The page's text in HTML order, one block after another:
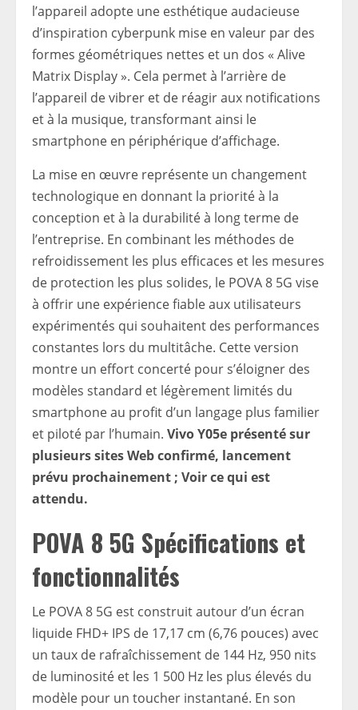
l’appareil adopte une esthétique audacieuse
d’inspiration cyberpunk mise en valeur par des
formes géométriques nettes et un dos « Alive
Matrix Display ». Cela permet à l’arrière de
l’appareil de vibrer et de réagir aux notifications
et à la musique, transformant ainsi le
smartphone en périphérique d’affichage.
La mise en œuvre représente un changement
technologique en donnant la priorité à la
conception et à la durabilité à long terme de
l’entreprise. En combinant les méthodes de
refroidissement les plus efficaces et les mesures
de protection les plus solides, le POVA 8 5G vise
à offrir une expérience fiable aux utilisateurs
expérimentés qui souhaitent des performances
constantes lors du multitâche. Cette version
montre un effort concerté pour s’éloigner des
modèles standard et légèrement limités du
smartphone au profit d’un langage plus familier
et piloté par l’humain. Vivo Y05e présenté sur
plusieurs sites Web confirmé, lancement
prévu prochainement ; Voir ce qui est
attendu.
POVA 8 5G Spécifications et
fonctionnalités
Le POVA 8 5G est construit autour d’un écran
liquide FHD+ IPS de 17,17 cm (6,76 pouces) avec
un taux de rafraîchissement de 144 Hz, 950 nits
de luminosité et les 1 500 Hz les plus élevés du
modèle pour un toucher instantané. En son